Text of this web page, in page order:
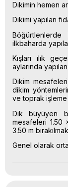
Dikimin hemen
Dikimi yapılan
ilkbaharda
Kışları ılık
aylarında
Dikim
dikim
ve toprak
Dik büyüyen
mesafeleri 1.50
3.50 m
Genel olarak